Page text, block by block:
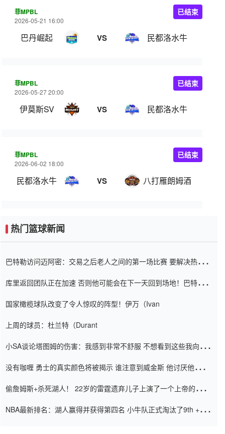
菲MPBL
2026-05-21 16:00
巴丹崛起 VS 民都洛水牛
已结束
菲MPBL
2026-05-27 20:00
伊莫斯SV VS 民都洛水牛
已结束
菲MPBL
2026-06-02 18:00
民都洛水牛 VS 八打雁朗姆酒
已结束
热门篮球新闻
巴特勒访问迈阿密：交易之后老人之间的第一场比赛 要解决热情的
库里返回团队正在加速 否则他可能会在下一天回到场地！巴特勒迈
国家橄榄球队改变了令人惊叹的阵型！伊万（Ivan
上周的球员：杜兰特（Durant
小SA谈论塔图姆的伤害：我感到非常不舒服 不想看到这些我向他
没有咖喱 勇士的真实颜色将被揭示 谁注意到威金斯 他讨厌他的老
偷詹姆斯+杀死湖人！ 22岁的雷霆遗弃儿子上演了一个上帝的剧
NBA最新排名：湖人赢得并获得第四名 小牛队正式淘汰了9th + 76